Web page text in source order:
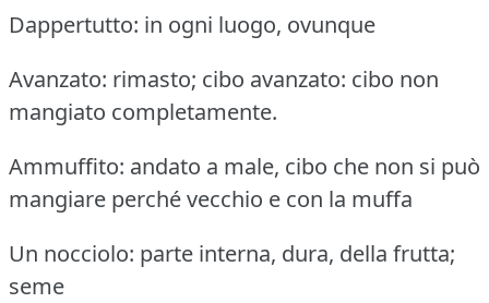
Dappertutto: in ogni luogo, ovunque
Avanzato: rimasto; cibo avanzato: cibo non
mangiato completamente.
Ammuffito: andato a male, cibo che non si può
mangiare perché vecchio e con la muffa
Un nocciolo: parte interna, dura, della frutta;
seme